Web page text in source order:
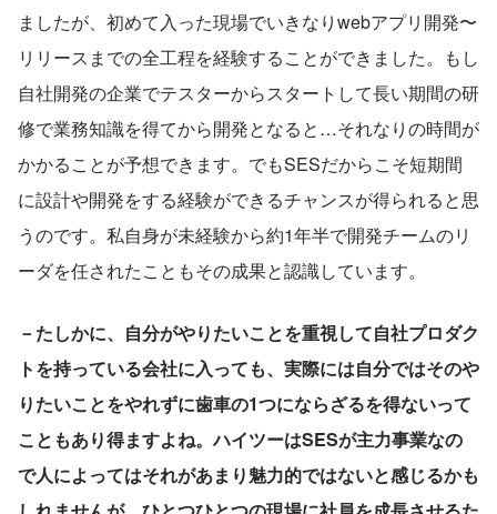
ましたが、初めて入った現場でいきなりwebアプリ開発〜
リリースまでの全工程を経験することができました。もし
自社開発の企業でテスターからスタートして長い期間の研
修で業務知識を得てから開発となると…それなりの時間が
かかることが予想できます。でもSESだからこそ短期間
に設計や開発をする経験ができるチャンスが得られると思
うのです。私自身が未経験から約1年半で開発チームのリ
ーダを任されたこともその成果と認識しています。
－たしかに、自分がやりたいことを重視して自社プロダク
トを持っている会社に入っても、実際には自分ではそのや
りたいことをやれずに歯車の1つにならざるを得ないって
こともあり得ますよね。ハイツーはSESが主力事業なの
で人によってはそれがあまり魅力的ではないと感じるかも